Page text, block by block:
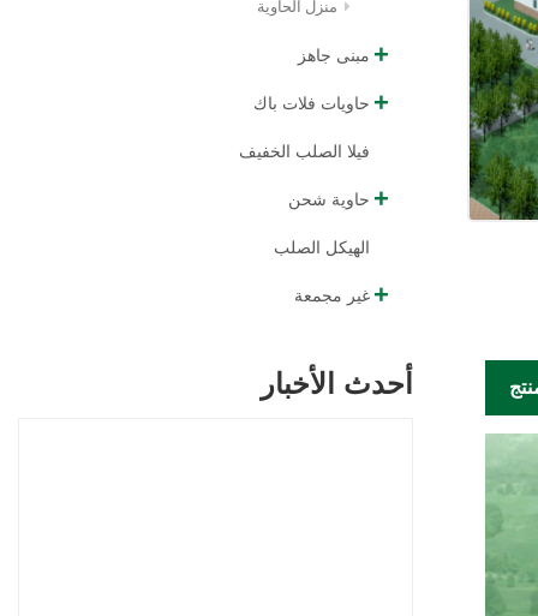
منزل الحاوية
مبنى جاهز
حاويات فلات باك
فيلا الصلب الخفيف
حاوية شحن
الهيكل الصلب
غير مجمعة
أحدث الأخبار